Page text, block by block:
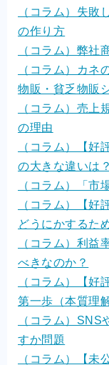
（コラム）失敗
の作り方
（コラム）弊社
（コラム）カネ
物販・貧乏物販
（コラム）売上
の理由
（コラム）【好
の大きな違いは？
（コラム）「市
（コラム）【好
どうにかするた
（コラム）利益
べきなのか？
（コラム）【好
第一歩（本質理解
（コラム）
すか問題
（コラム）【未